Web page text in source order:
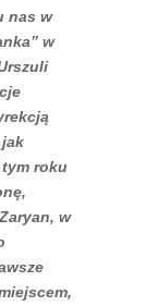
nas w
w
tym roku
w